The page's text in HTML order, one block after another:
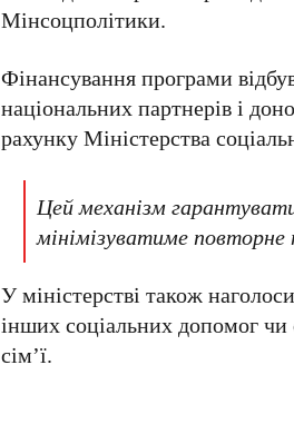
Мінсоцполітики.
Фінансування програми
національних партнерів і
рахункуМіністерства
Цей механізм
мінімізуватиме
У міністерстві також
інших соціальних допомог чи
сім’ї.